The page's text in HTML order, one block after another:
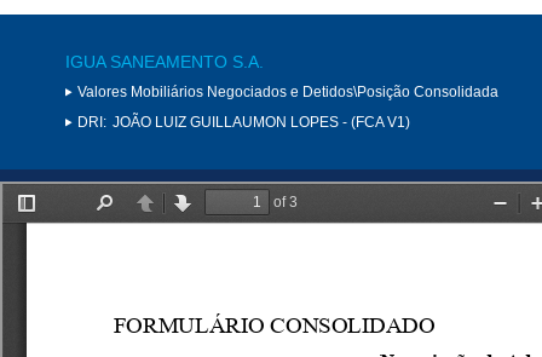
IGUA SANEAMENTO S.A.
Valores Mobiliários Negociados e Detidos\Posição Consolidada
DRI: JOÃO LUIZ GUILLAUMON LOPES - (FCA V1)